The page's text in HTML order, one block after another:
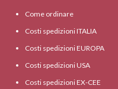
Come ordinare
Costi spedizioni ITALIA
Costi spedizioni EUROPA
Costi spedizioni USA
Costi spedizioni EX-CEE